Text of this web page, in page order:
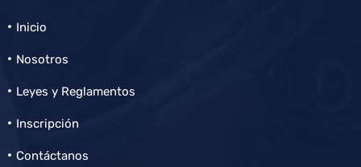
Inicio
Nosotros
Leyes y Reglamentos
Inscripción
Contáctanos